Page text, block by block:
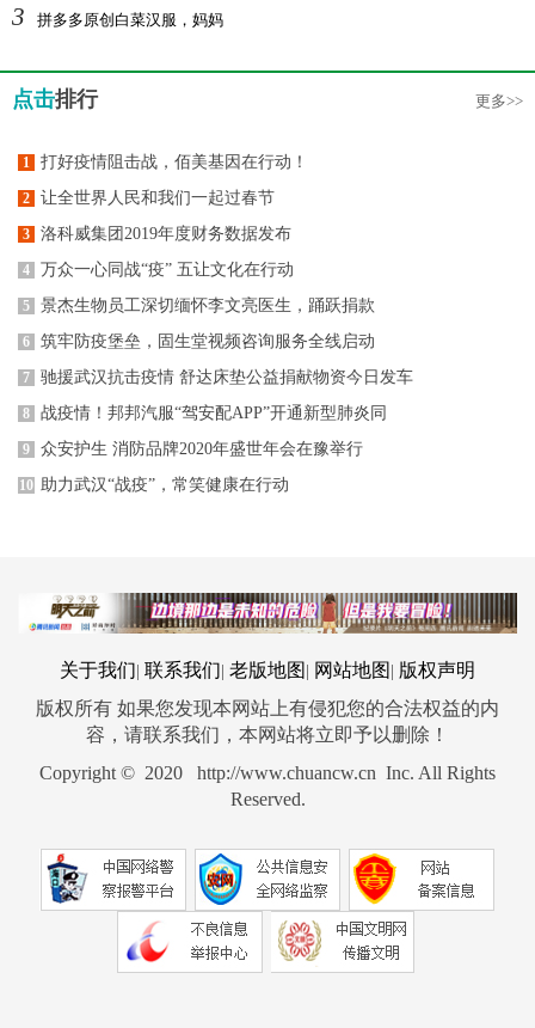
3 拼多多原创白菜汉服，妈妈
点击排行 更多>>
1 打好疫情阻击战，佰美基因在行动！
2 让全世界人民和我们一起过春节
3 洛科威集团2019年度财务数据发布
4 万众一心同战“疫” 五让文化在行动
5 景杰生物员工深切缅怀李文亮医生，踊跃捐款
6 筑牢防疫堡垒，固生堂视频咨询服务全线启动
7 驰援武汉抗击疫情 舒达床垫公益捐献物资今日发车
8 战疫情！邦邦汽服“驾安配APP”开通新型肺炎同
9 众安护生 消防品牌2020年盛世年会在豫举行
10 助力武汉“战疫”，常笑健康在行动
关于我们 联系我们 老版地图 网站地图
版权声明
版权所有 如果您发现本网站上有侵犯您的合法权益的内
容，请联系我们，本网站将立即予以删除！
Copyright © 2020 http://www.chuancw.cn Inc. All Rights
Reserved.